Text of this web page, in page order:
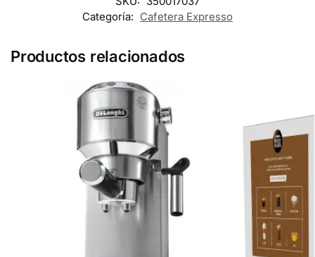
Categoría: Cafetera Expresso
Productos relacionados